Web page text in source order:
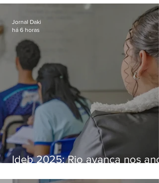
Bangu
Ideb 2025: Rio avança nos
Jornal Daki
há 6 horas